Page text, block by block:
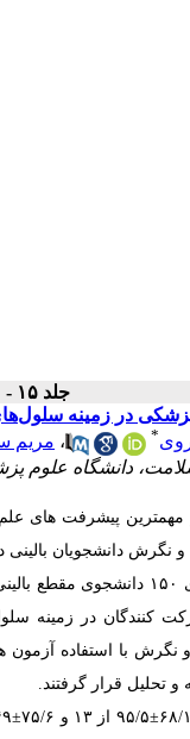
جلد ۱۵ -
در زمینه سلول‌های
* ، مریم
دانشگاه ‌علوم
مهمترین پیشرفت های
دانشجویان بالینی
این مطالعه مقطعی در سال
در زمینه
با استفاده آزمون
±۹۵/۵ از ۱۳ و ۷۵/۶ ±۶۴/